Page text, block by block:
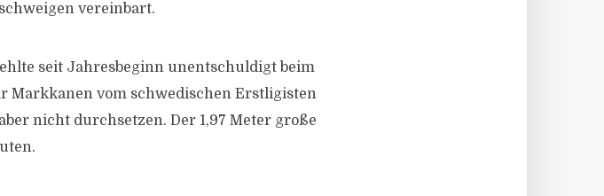
vereinbart.
seit Jahresbeginn unentschuldigt beim
Markkanen vom schwedischen Erstligisten
nicht durchsetzen. Der 1,97 Meter große